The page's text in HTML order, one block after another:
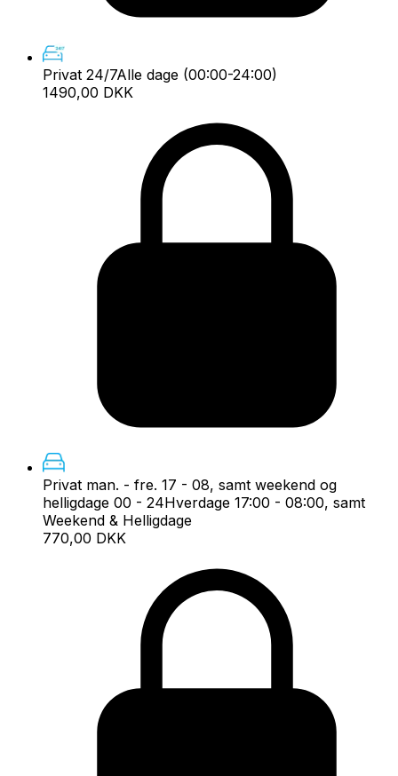
Privat 24/7Alle dage (00:00-24:00)
1490,00 DKK
Privat man. - fre. 17 - 08, samt weekend og
helligdage 00 - 24Hverdage 17:00 - 08:00, samt
Weekend & Helligdage
770,00 DKK